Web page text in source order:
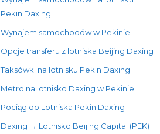
Pekin Daxing
Wynajem samochodów w Pekinie
Opcje transferu z lotniska Beijing Daxing
Taksówki na lotnisku Pekin Daxing
Metro na lotnisko Daxing w Pekinie
Pociąg do Lotniska Pekin Daxing
Daxing → Lotnisko Beijing Capital (PEK)